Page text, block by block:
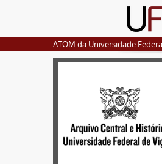
ATOM da Universidade